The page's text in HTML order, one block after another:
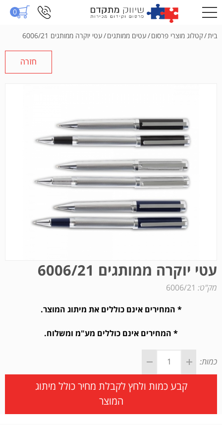
0
בית/קטלוג מוצרי פרסום/עטים ממותגים/עטי יוקרה ממותגים 6006/21
חזרה
עטי יוקרה ממותגים 6006/21
מק"ט: 6006/21
* המחירים אינם כוללים את מיתוג המוצר.
* המחירים אינם כוללים מע"מ ומשלוח.
כמות:
קבע כמות ולחץ לקבלת מחיר כולל מיתוג
המוצר